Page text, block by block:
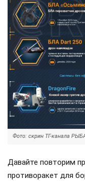
Фото: скрин ТГ-канала
Давайте повторим
противоракет для